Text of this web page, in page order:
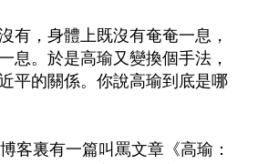
有，身體上既沒有奄奄一息，
息。於是高瑜又變換個手法，
平的關係。你說高瑜到底是哪
客裏有一篇叫罵文章《高瑜：